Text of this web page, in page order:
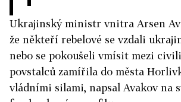
Ukrajinský ministr vnitra Arsen
že někteří rebelové se vzdali
nebo se pokoušeli vmísit mezi
povstalců zamířila do města
vládními silami, napsal Avakov na